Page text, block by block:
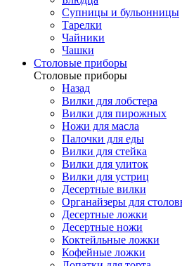
Супницы и бульонницы
Тарелки
Чайники
Чашки
Cтоловые приборы
Cтоловые приборы
Назад
Вилки для лобстера
Вилки для пирожных
Ножи для масла
Палочки для еды
Вилки для стейка
Вилки для улиток
Вилки для устриц
Десертные вилки
Органайзеры для
Десертные ложки
Десертные ножи
Коктейльные ложки
Кофейные ложки